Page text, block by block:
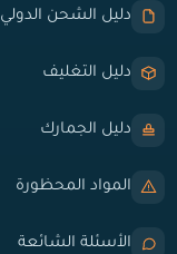
دليل الشحن الدولي
دليل التغليف
دليل الجمارك
المواد المحظورة
الأسئلة الشائعة